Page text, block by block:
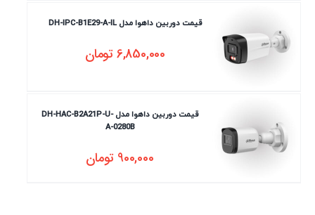
قیمت دوربین داهوا مدل DH-IPC-B1E29-A-IL
6,850,000تومان
قیمت دوربین داهوا مدل DH-HAC-B2A21P-U-
A-0280B
900,000 تومان